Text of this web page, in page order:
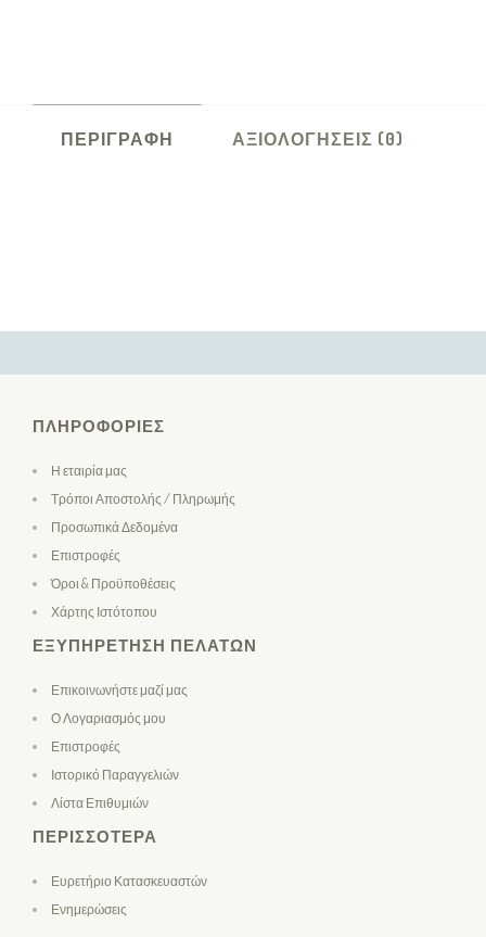
ΠΕΡΙΓΡΑΦΉ ΑΞΙΟΛΟΓΉΣΕΙΣ (0)
ΠΛΗΡΟΦΟΡΊΕΣ
Η εταιρία μας
Τρόποι Αποστολής / Πληρωμής
Προσωπικά Δεδομένα
Επιστροφές
Όροι & Προϋποθέσεις
Χάρτης Ιστότοπου
ΕΞΥΠΗΡΈΤΗΣΗ ΠΕΛΑΤΏΝ
Επικοινωνήστε μαζί μας
Ο Λογαριασμός μου
Επιστροφές
Ιστορικό Παραγγελιών
Λίστα Επιθυμιών
ΠΕΡΙΣΣΌΤΕΡΑ
Ευρετήριο Κατασκευαστών
Ενημερώσεις